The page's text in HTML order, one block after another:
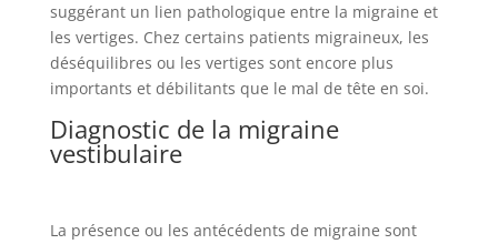
suggérant un lien pathologique entre la migraine et
les vertiges. Chez certains patients migraineux, les
déséquilibres ou les vertiges sont encore plus
importants et débilitants que le mal de tête en soi.
Diagnostic de la migraine
vestibulaire
La présence ou les antécédents de migraine sont